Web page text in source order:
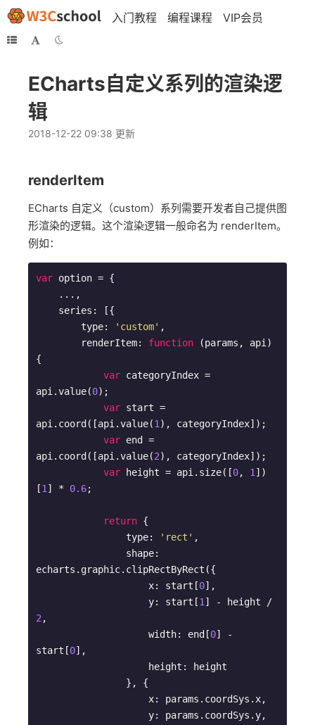
入门教程 编程课程 VIP会员
ECharts自定义系列的渲染逻
辑
2018-12-22 09:38 更新
renderItem
ECharts 自定义（custom）系列需要开发者自己提供图
形渲染的逻辑。这个渲染逻辑一般命名为 renderItem。
例如：
var option = {
        type:
'custom' ,
        renderItem:
function (params, api
{
var categoryIndex =
api.value(0);
var start =
api.coord([api.value(1 ), categoryIndex]);
var end =
api.coord([api.value(2), categoryIndex]);
var height = api.size([0, 1 ])
[1 ] * 0.6;
return {
                type:
'rect' ,
echarts.graphic.clipRectByRect({
                    x: start[
0],
                    y: start[
1
2 ,
                    width: end[
0] -
start[0],